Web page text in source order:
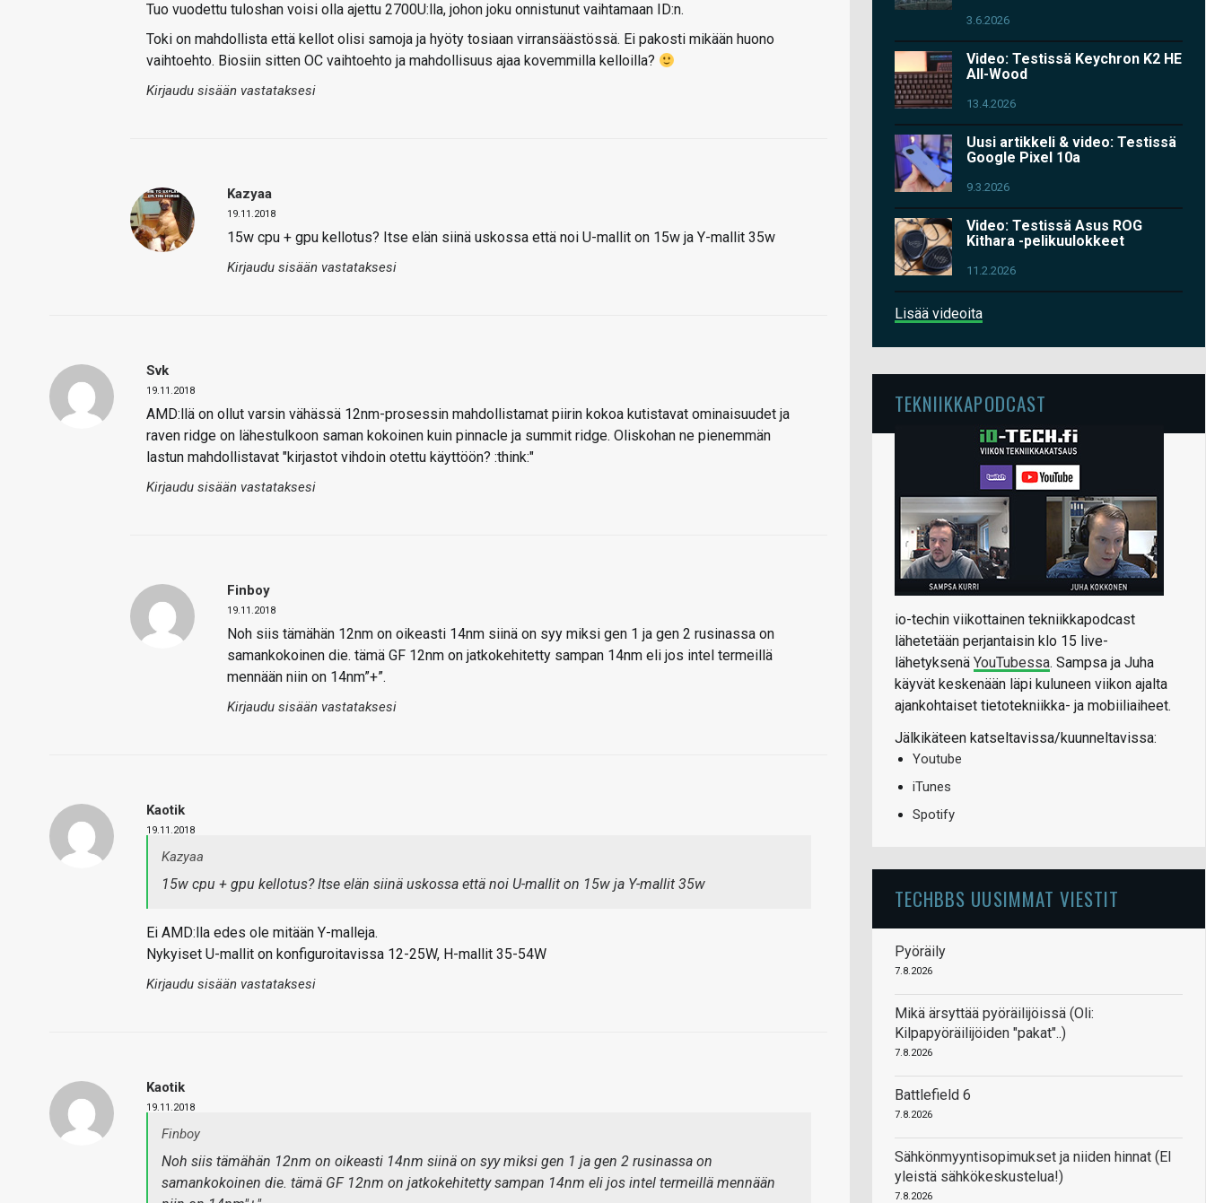
Tuo vuodettu tuloshan voisi olla ajettu 2700U:lla, johon joku onnistunut vaihtamaan ID:n.
Toki on mahdollista että kellot olisi samoja ja hyöty tosiaan virransäästössä. Ei pakosti mikään huono
vaihtoehto. Biosiin sitten OC vaihtoehto ja mahdollisuus ajaa kovemmilla kelloilla?
Kirjaudu sisään vastataksesi
Kazyaa
19.11.2018
15w cpu + gpu kellotus? Itse elän siinä uskossa että noi U-mallit on 15w ja Y-mallit 35w
Kirjaudu sisään vastataksesi
Svk
19.11.2018
AMD:llä on ollut varsin vähässä 12nm-prosessin mahdollistamat piirin kokoa kutistavat ominaisuudet ja
raven ridge on lähestulkoon saman kokoinen kuin pinnacle ja summit ridge. Oliskohan ne pienemmän
lastun mahdollistavat "kirjastot vihdoin otettu käyttöön? :think:"
Kirjaudu sisään vastataksesi
Finboy
19.11.2018
Noh siis tämähän 12nm on oikeasti 14nm siinä on syy miksi gen 1 ja gen 2 rusinassa on
samankokoinen die. tämä GF 12nm on jatkokehitetty sampan 14nm eli jos intel termeillä
mennään niin on 14nm”+”.
Kirjaudu sisään vastataksesi
Kaotik
19.11.2018
Kazyaa
15w cpu + gpu kellotus? Itse elän siinä uskossa että noi U-mallit on 15w ja Y-mallit 35w
Ei AMD:lla edes ole mitään Y-malleja.
Nykyiset U-mallit on konfiguroitavissa 12-25W, H-mallit 35-54W
Kirjaudu sisään vastataksesi
Kaotik
19.11.2018
Finboy
Noh siis tämähän 12nm on oikeasti 14nm siinä on syy miksi gen 1 ja gen 2 rusinassa on
samankokoinen die. tämä GF 12nm on jatkokehitetty sampan 14nm eli jos intel termeillä mennään
3.6.2026
Video: Testissä Keychron K2 HE
All-Wood
13.4.2026
Uusi artikkeli & video: Testissä
Google Pixel 10a
9.3.2026
Video: Testissä Asus ROG
Kithara -pelikuulokkeet
11.2.2026
Lisää videoita
TEKNIIKKAPODCAST
io-techin viikottainen tekniikkapodcast
lähetetään perjantaisin klo 15 live-
lähetyksenä YouTubessa. Sampsa ja Juha
käyvät keskenään läpi kuluneen viikon ajalta
ajankohtaiset tietotekniikka- ja mobiiliaiheet.
Jälkikäteen katseltavissa/kuunneltavissa:
Youtube
iTunes
Spotify
TECHBBS UUSIMMAT VIESTIT
Pyöräily
7.8.2026
Mikä ärsyttää pyöräilijöissä (Oli:
Kilpapyöräilijöiden "pakat"..)
7.8.2026
Battlefield 6
7.8.2026
Sähkönmyyntisopimukset ja niiden hinnat (EI
yleistä sähkökeskustelua!)
7.8.2026